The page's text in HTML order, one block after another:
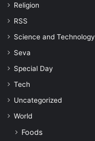
Religion
RSS
Science and Technology
Seva
Special Day
Tech
Uncategorized
World
Foods